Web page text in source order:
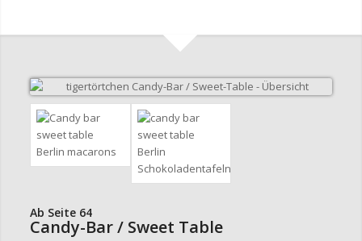
Ab Seite 64
Candy-Bar / Sweet Table